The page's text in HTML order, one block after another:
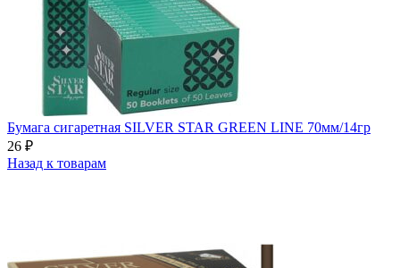
Бумага сигаретная SILVER STAR GREEN LINE 70мм/14гр
26 ₽
Назад к товарам